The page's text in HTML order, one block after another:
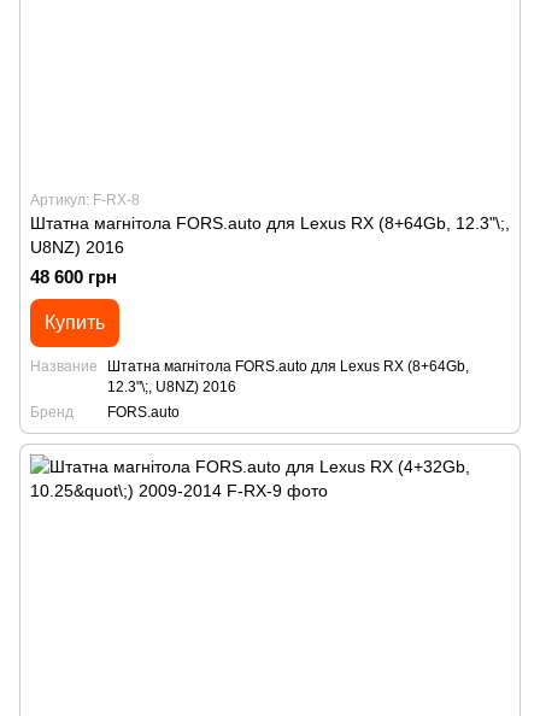
Артикул: F-RX-8
Штатна магнітола FORS.auto для Lexus RX (8+64Gb, 12.3"\;,
U8NZ) 2016
48 600 грн
Купить
Название
Штатна магнітола FORS.auto для Lexus RX (8+64Gb,
12.3"\;, U8NZ) 2016
Бренд
FORS.auto